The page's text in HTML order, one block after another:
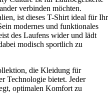
verbinden möchten.
ist dieses T-Shirt ideal für Ihr
modernes und funktionales
des Laufens wider und lädt
modisch sportlich zu
die Kleidung für
Technologie bietet. Jeder
optimalen Komfort zu